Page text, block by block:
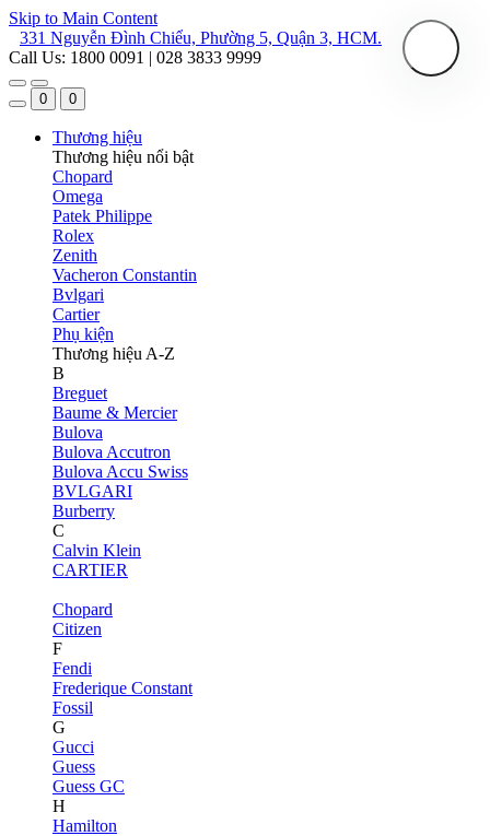
Skip to Main Content
331 Nguyễn Đình Chiểu, Phường 5, Quận 3, HCM.
Call Us: 1800 0091 | 028 3833 9999
0 0
Thương hiệu
Thương hiệu nổi bật
Chopard
Omega
Patek Philippe
Rolex
Zenith
Vacheron Constantin
Bvlgari
Cartier
Phụ kiện
Thương hiệu A-Z
B
Breguet
Baume & Mercier
Bulova
Bulova Accutron
Bulova Accu Swiss
BVLGARI
Burberry
C
Calvin Klein
CARTIER
Chopard
Citizen
F
Fendi
Frederique Constant
Fossil
G
Gucci
Guess
Guess GC
H
Hamilton